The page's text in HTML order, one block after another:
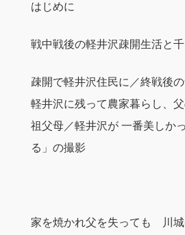
はじめに
戦中戦後の軽井沢疎開生活と
疎開で軽井沢住民に／終戦後
軽井沢に残って農家暮らし、
祖父母／軽井沢が 一番美しか
る」の撮影
家を焼かれ父を失っても 川城